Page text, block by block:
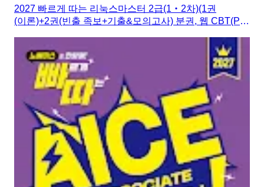
2027 빠르게 따는 리눅스마스터 2급(1‧2차)(1권
(이론)+2권(빈출 족보+기출&모의고사) 분권, 웹 CBT(PC/